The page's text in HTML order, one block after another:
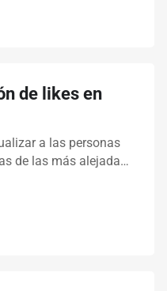
de likes en
a las personas
de las más alejada…